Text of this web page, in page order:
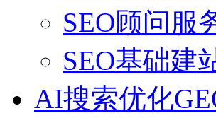
SEO顾问服
SEO基础建
AI搜索优化